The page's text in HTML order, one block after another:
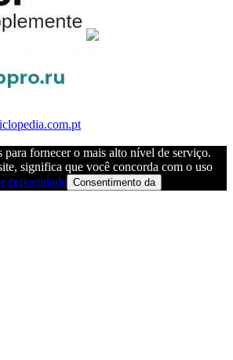
para fornecer o mais alto nível de serviço.
significa que você concorda com o uso
privacidade Consentimento da